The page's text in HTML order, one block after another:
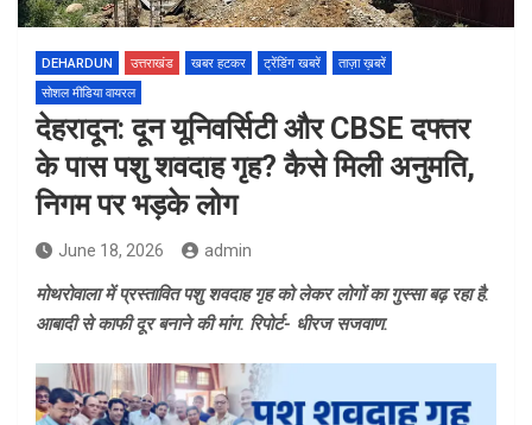
DEHARDUN उत्तराखंड खबर हटकर ट्रेंडिंग खबरें
ताज़ा ख़बरें
सोशल मीडिया वायरल
देहरादून: दून यूनिवर्सिटी और CBSE दफ्तर
के पास पशु शवदाह गृह? कैसे मिली अनुमति,
निगम पर भड़के लोग
June 18, 2026 admin
मोथरोवाला में प्रस्तावित पशु शवदाह गृह को लेकर लोगों का गुस्सा बढ़ रहा है.
आबादी से काफी दूर बनाने की मांग. रिपोर्ट- धीरज सजवाण.